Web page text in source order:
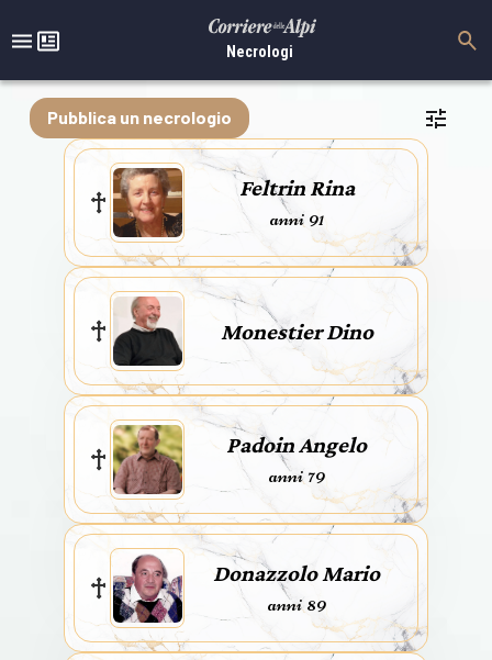
Necrologi
Pubblica un necrologio
Feltrin Rina
anni 91
Monestier Dino
Padoin Angelo
anni 79
Donazzolo Mario
anni 89